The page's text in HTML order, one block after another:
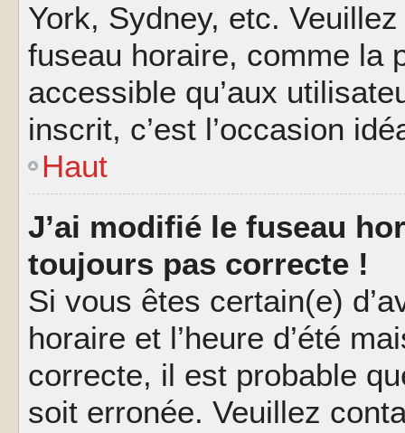
York, Sydney, etc.
fuseau horaire, comme la
accessible qu’aux
inscrit, c’est l’occasion
Haut
J’ai modifié le fuseau
toujours pas correcte !
Si vous êtes certain(e)
horaire et l’heure d’été
correcte, il est probable
soit erronée. Veuillez